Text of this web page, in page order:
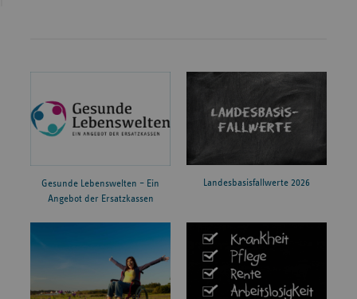
Gesunde Lebenswelten – Ein
Angebot der Ersatzkassen
Landesbasisfallwerte 2026